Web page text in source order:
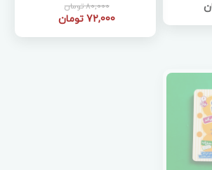
80,000 تومان
72,000 تومان